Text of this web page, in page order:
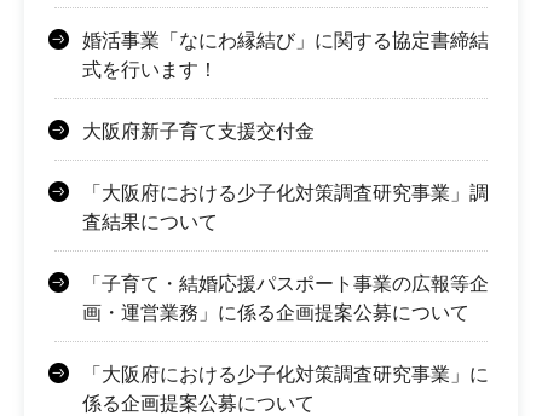
婚活事業「なにわ縁結び」に関する協定書締結
式を行います！
大阪府新子育て支援交付金
「大阪府における少子化対策調査研究事業」調
査結果について
「子育て・結婚応援パスポート事業の広報等企
画・運営業務」に係る企画提案公募について
「大阪府における少子化対策調査研究事業」に
係る企画提案公募について